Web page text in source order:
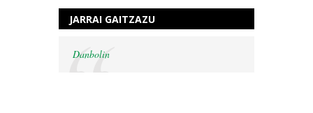
JARRAI GAITZAZU
Danbolin